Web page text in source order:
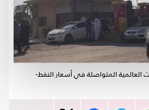
العالمية المتواصلة في أسعار النفط-